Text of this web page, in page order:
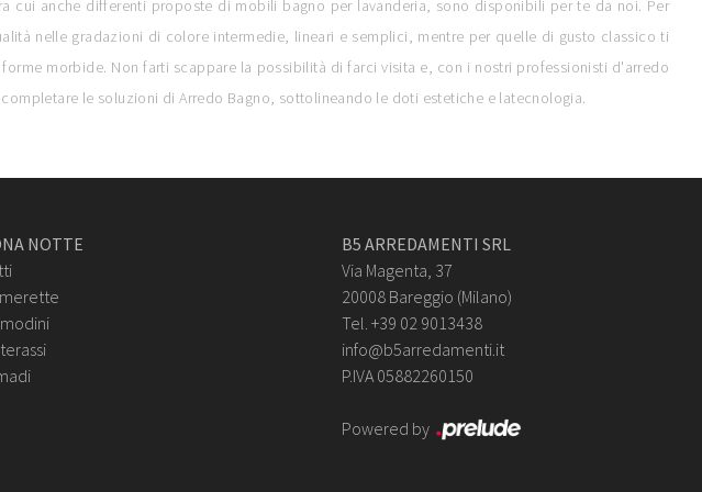
cui anche differenti proposte di mobili bagno per lavanderia, sono disponibili per te da noi. Per
nelle gradazioni di colore intermedie, lineari e semplici, mentre per quelle di gusto classico ti
morbide. Non farti scappare la possibilità di farci visita e, con i nostri professionisti d'arredo
le soluzioni di Arredo Bagno, sottolineando le doti estetiche e latecnologia.
NOTTE
B5 ARREDAMENTI SRL
Via Magenta, 37
20008 Bareggio (Milano)
Tel. +39 02 9013438
info@b5arredamenti.it
P.IVA 05882260150
Powered by